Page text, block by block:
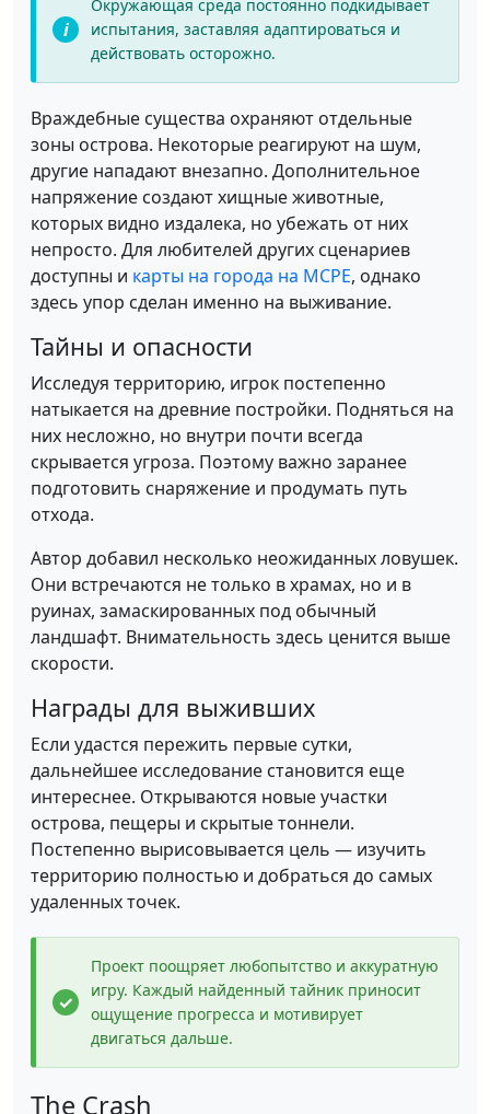
Окружающая среда постоянно подкидывает
испытания, заставляя адаптироваться и
действовать осторожно.
Враждебные существа охраняют отдельные
зоны острова. Некоторые реагируют на шум,
другие нападают внезапно. Дополнительное
напряжение создают хищные животные,
которых видно издалека, но убежать от них
непросто. Для любителей других сценариев
доступны и карты на города на MCPE, однако
здесь упор сделан именно на выживание.
Тайны и опасности
Исследуя территорию, игрок постепенно
натыкается на древние постройки. Подняться на
них несложно, но внутри почти всегда
скрывается угроза. Поэтому важно заранее
подготовить снаряжение и продумать путь
отхода.
Автор добавил несколько неожиданных ловушек.
Они встречаются не только в храмах, но и в
руинах, замаскированных под обычный
ландшафт. Внимательность здесь ценится выше
скорости.
Награды для выживших
Если удастся пережить первые сутки,
дальнейшее исследование становится еще
интереснее. Открываются новые участки
острова, пещеры и скрытые тоннели.
Постепенно вырисовывается цель — изучить
территорию полностью и добраться до самых
удаленных точек.
Проект поощряет любопытство и аккуратную
игру. Каждый найденный тайник приносит
ощущение прогресса и мотивирует
двигаться дальше.
The Crash